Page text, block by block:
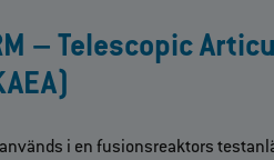
– Telescopic
används i en fusionsreaktors